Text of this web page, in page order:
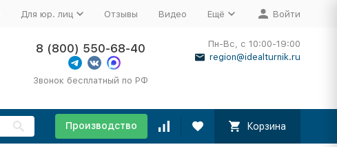
Для юр. лиц Отзывы Видео Ещё Войти
8 (800) 550-68-40
Звонок бесплатный по РФ
Пн-Вс, с 10:00-19:00
region@idealturnik.ru
Производство Корзина